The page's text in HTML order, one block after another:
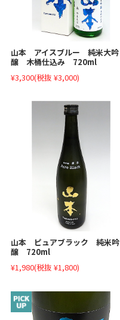
山本 アイスブルー 純米大吟
醸 木桶仕込み 720ml
¥3,300(税抜 ¥3,000)
山本 ピュアブラック 純米吟
醸 720ml
¥1,980(税抜 ¥1,800)